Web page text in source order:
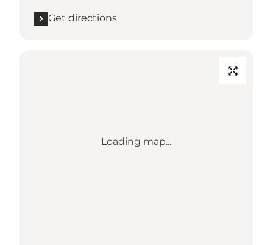
Get directions
Loading map...